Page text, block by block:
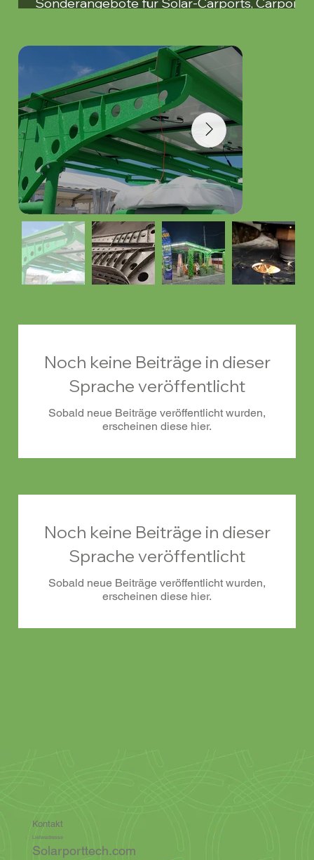
Kontakt
Lieferadresse
Solarporttech.com
Sonderangebote für Solar-Carports, Carports
Noch keine Beiträge in dieser
Sprache veröffentlicht
Sobald neue Beiträge veröffentlicht wurden,
erscheinen diese hier.
Noch keine Beiträge in dieser
Sprache veröffentlicht
Sobald neue Beiträge veröffentlicht wurden,
erscheinen diese hier.